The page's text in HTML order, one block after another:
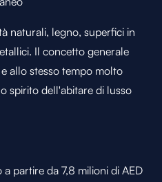
naturali, legno, superfici in
Il concetto generale
allo stesso tempo molto
spirito dell'abitare di lusso
partire da 7,8 milioni di AED